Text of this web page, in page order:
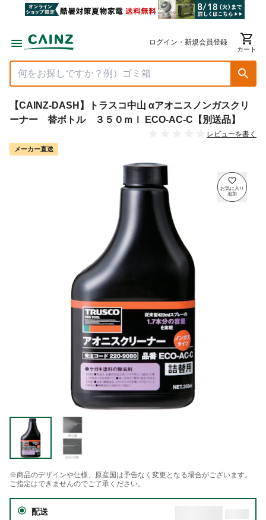
ログイン・新規会員登録
カート
【CAINZ-DASH】トラスコ中山 αアオニスノンガスクリ
ーナー 替ボトル ３５０ｍｌ ECO-AC-C【別送品】
レビューを書く
メーカー直送
※商品のデザインや仕様、原産国は予告なく変更となる場合がございます。
ご指定はできませんのでご了承ください。
配送